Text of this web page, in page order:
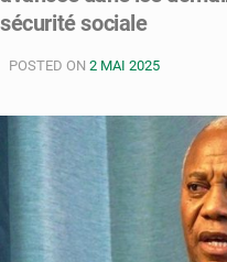
cinq
de
en
des
ministres
sécurité sociale
POSTED ON 2 MAI 2025